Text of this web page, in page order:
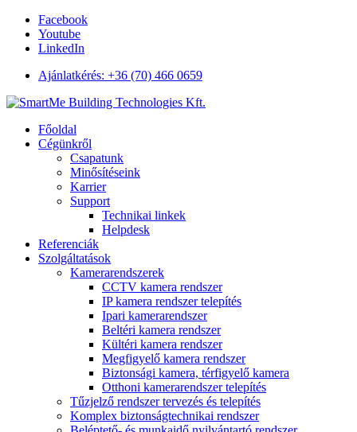
Facebook
Youtube
LinkedIn
Ajánlatkérés: +36 (70) 466 0659
Főoldal
Cégünkről
Csapatunk
Minősítéseink
Karrier
Support
Technikai linkek
Helpdesk
Referenciák
Szolgáltatások
Kamerarendszerek
CCTV kamera rendszer
IP kamera rendszer telepítés
Ipari kamerarendszer
Beltéri kamera rendszer
Kültéri kamera rendszer
Megfigyelő kamera rendszer
Biztonsági kamera, térfigyelő kamera
Otthoni kamerarendszer telepítés
Tűzjelző rendszer tervezés és telepítés
Komplex biztonságtechnikai rendszer